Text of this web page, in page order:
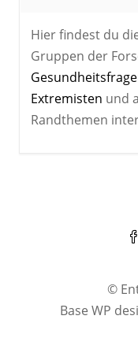
Hier findest du
Gruppen der
Extremisten und
Randthemen
©
Base WP